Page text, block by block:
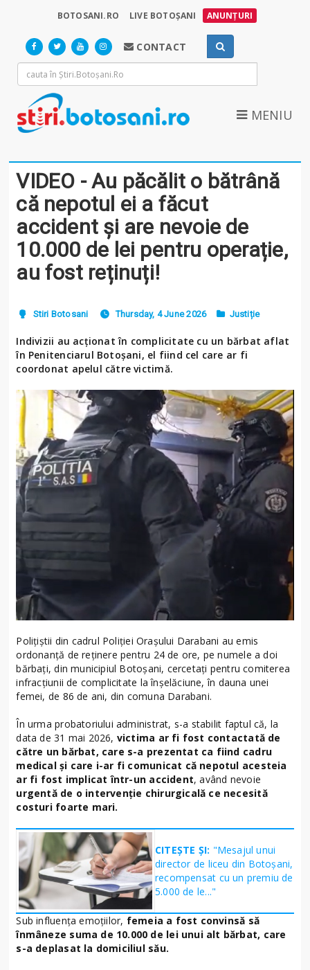
BOTOSANI.RO LIVE BOTOȘANI ANUNȚURI
CONTACT
MENIU
VIDEO - Au păcălit o bătrână
că nepotul ei a făcut
accident și are nevoie de
10.000 de lei pentru operație,
au fost reținuți!
Stiri Botosani Thursday, 4 June 2026 Justiție
Indivizii au acționat în complicitate cu un bărbat aflat
în Penitenciarul Botoșani, el fiind cel care ar fi
coordonat apelul către victimă.
Polițiștii din cadrul Poliției Orașului Darabani au emis
ordonanță de reținere pentru 24 de ore, pe numele a doi
bărbați, din municipiul Botoșani, cercetați pentru comiterea
infracțiunii de complicitate la înșelăciune, în dauna unei
femei, de 86 de ani, din comuna Darabani.
În urma probatoriului administrat, s-a stabilit faptul că, la
data de 31 mai 2026, victima ar fi fost contactată de
către un bărbat, care s-a prezentat ca fiind cadru
medical și care i-ar fi comunicat că nepotul acesteia
ar fi fost implicat într-un accident, având nevoie
urgentă de o intervenție chirurgicală ce necesită
costuri foarte mari.
CITEȘTE ȘI: "Mesajul unui
director de liceu din Botoșani,
recompensat cu un premiu de
5.000 de le..."
Sub influența emoțiilor, femeia a fost convinsă să
înmâneze suma de 10.000 de lei unui alt bărbat, care
s-a deplasat la domiciliul său.